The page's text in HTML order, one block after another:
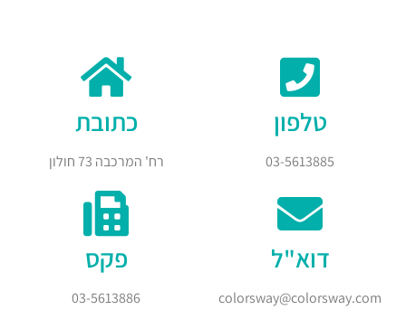
טלפון
03-5613885
כתובת
רח' המרכבה 73 חולון
דוא"ל
colorsway@colorsway.com
פקס
03-5613886